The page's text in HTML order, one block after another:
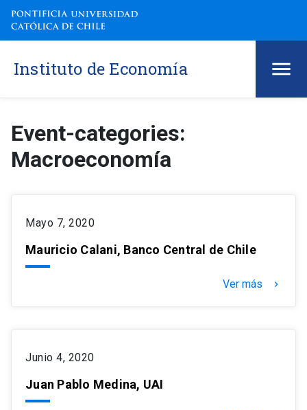
Instituto de Economía
Event-categories:
Macroeconomía
Mayo 7, 2020
Mauricio Calani, Banco Central de Chile
Ver más keyboard_arrow_right
Junio 4, 2020
Juan Pablo Medina, UAI